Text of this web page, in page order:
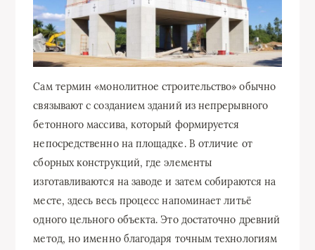
Сам термин «монолитное строительство» обычно
связывают с созданием зданий из непрерывного
бетонного массива, который формируется
непосредственно на площадке. В отличие от
сборных конструкций, где элементы
изготавливаются на заводе и затем собираются на
месте, здесь весь процесс напоминает литьё
одного цельного объекта. Это достаточно древний
метод, но именно благодаря точным технологиям